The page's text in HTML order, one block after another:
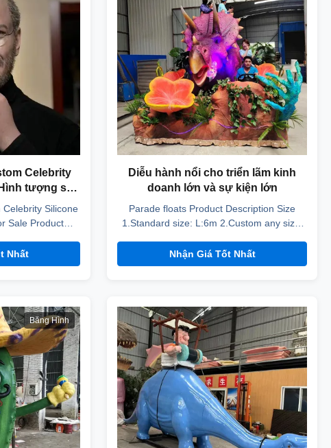
Celebrity
tượng sáp
Celebrity Silicone
Sale Product
head and
40-50 days or
box ...
Nhất
Diễu hành nổi cho triển lãm kinh
doanh lớn và sự kiện lớn
Parade floats Product Description Size
1.Standard size: L:6m 2.Custom any size.
density sponge + Non-poisonous silicon
rubber Movement Standard: 1.Mouth
moving and shining, 2...
Nhận Giá Tốt Nhất
Băng Hình